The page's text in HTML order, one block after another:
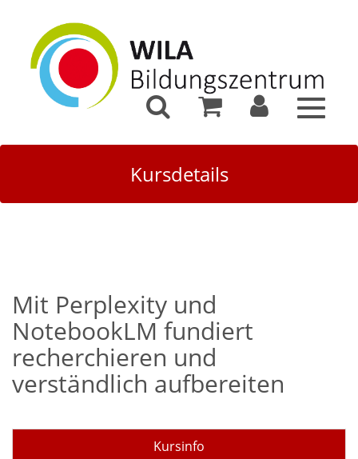
Toggle
Kursdetails
Mit Perplexity und
NotebookLM fundiert
recherchieren und
verständlich aufbereiten
Kursinfo